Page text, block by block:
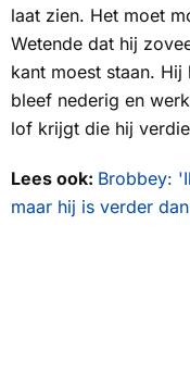
laat zien. Het moet
Wetende dat hij
kant moest staan.
bleef nederig en
lof krijgt die hij
Lees ook: Brobbey:
maar hij is verder